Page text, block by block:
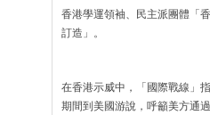
香港學運領袖、民主派團體「
訂造」。
在香港示威中，「國際戰線」
期間到美國游說，呼籲美方通